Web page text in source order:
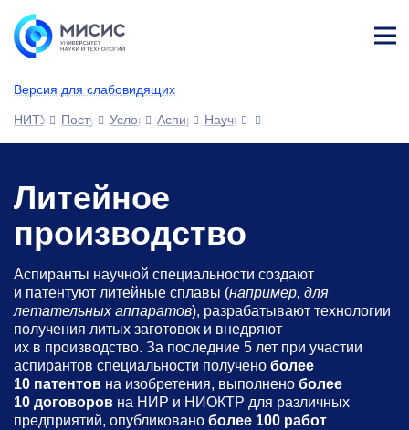
Версия для слабовидящих
т
НИТУ МИСИСПоступающимУсловия приема
АспирантураНаучные специальности
Литейное
производство
Аспиранты научной специальности создают
и патентуют литейные сплавы (например, для
летательных аппаратов), разрабатывают технологии
получения литых заготовок и внедряют
их в производство. За последние 5 лет при участии
аспирантов специальности получено более
10 патентов на изобретения, выполнено более
10 договоров на НИР и НИОКТР для различных
предприятий, опубликовано более 100 работ